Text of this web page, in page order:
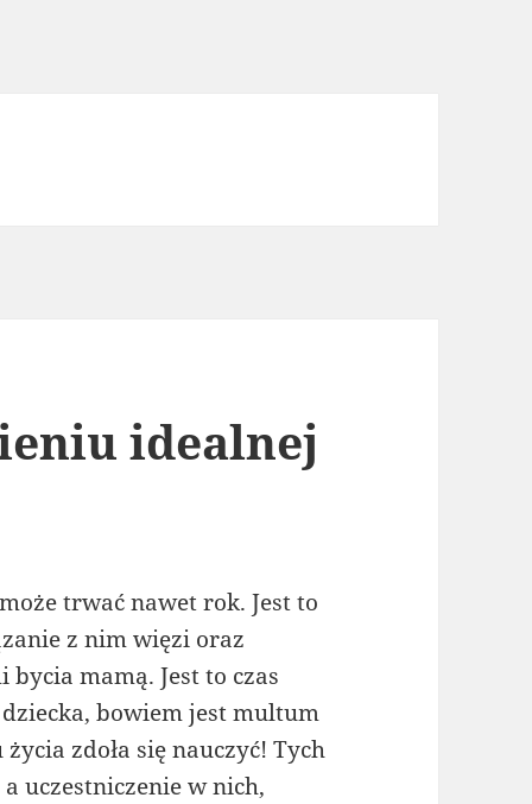
idealnej
trwać nawet rok. Jest to
z nim więzi oraz
mamą. Jest to czas
bowiem jest multum
zdoła się nauczyć! Tych
uczestniczenie w nich,